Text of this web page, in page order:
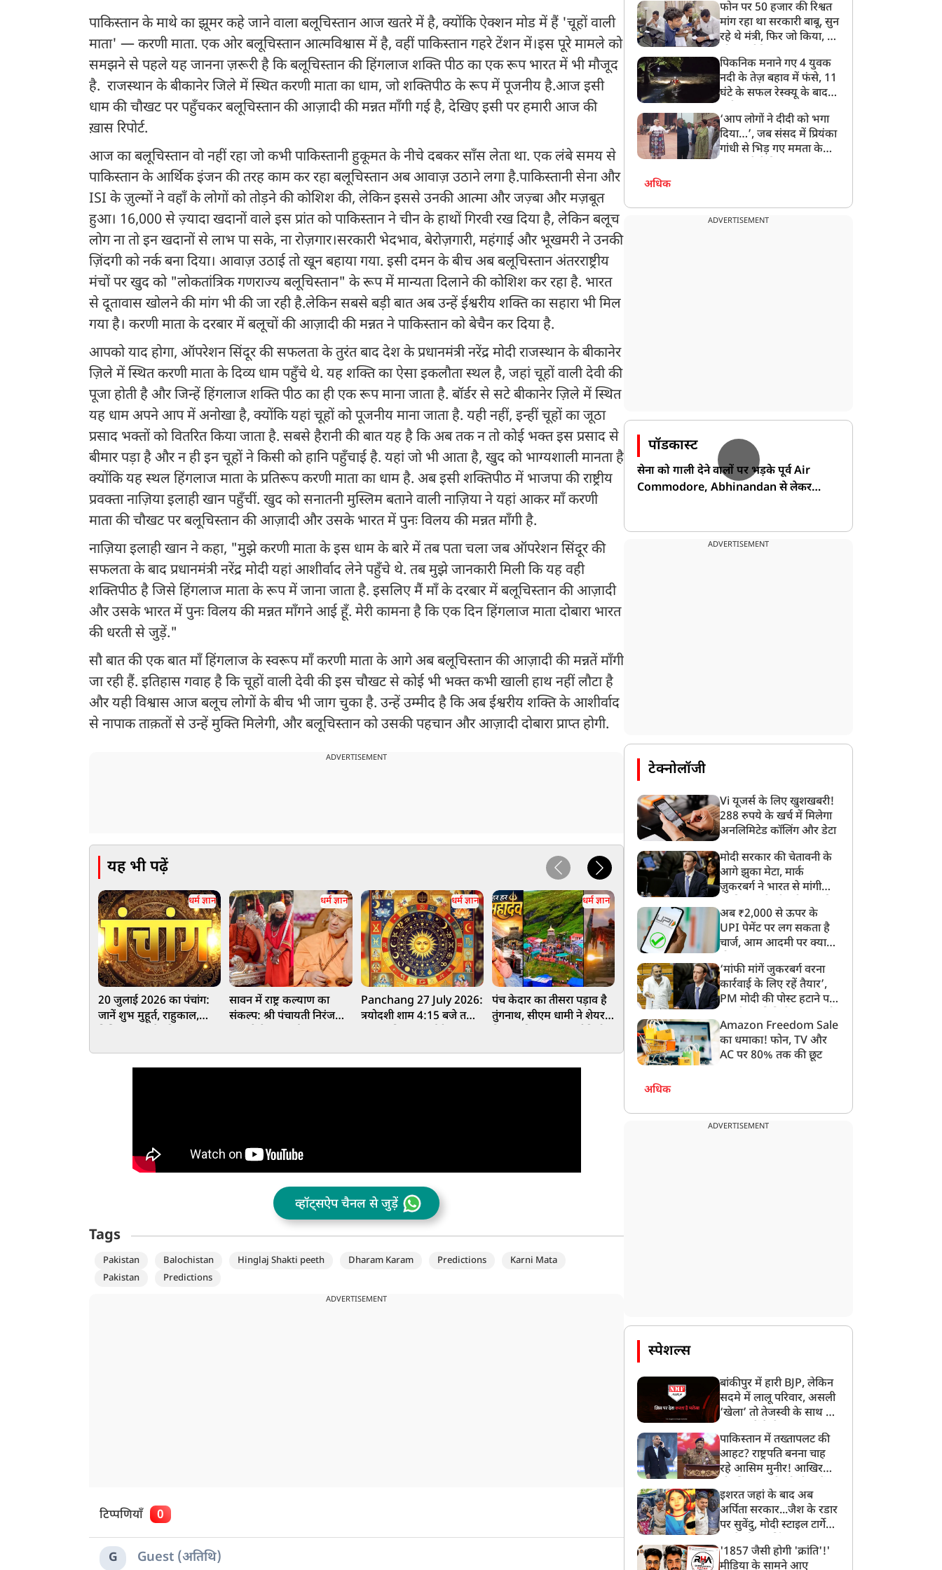
पाकिस्तान के माथे का झूमर कहे जाने वाला बलूचिस्तान आज खतरे में है, क्योंकि ऐक्शन मोड में हैं 'चूहों वाली
माता' — करणी माता. एक ओर बलूचिस्तान आत्मविश्वास में है, वहीं पाकिस्तान गहरे टेंशन में। इस पूरे मामले को
समझने से पहले यह जानना ज़रूरी है कि बलूचिस्तान की हिंगलाज शक्ति पीठ का एक रूप भारत में भी मौजूद
है. राजस्थान के बीकानेर जिले में स्थित करणी माता का धाम, जो शक्तिपीठ के रूप में पूजनीय है. आज इसी
धाम की चौखट पर पहुँचकर बलूचिस्तान की आज़ादी की मन्नत माँगी गई है, देखिए इसी पर हमारी आज की
ख़ास रिपोर्ट.
आज का बलूचिस्तान वो नहीं रहा जो कभी पाकिस्तानी हुकूमत के नीचे दबकर साँस लेता था. एक लंबे समय से
पाकिस्तान के आर्थिक इंजन की तरह काम कर रहा बलूचिस्तान अब आवाज़ उठाने लगा है. पाकिस्तानी सेना और
ISI के ज़ुल्मों ने वहाँ के लोगों को तोड़ने की कोशिश की, लेकिन इससे उनकी आत्मा और जज़्बा और मज़बूत
हुआ। 16,000 से ज़्यादा खदानों वाले इस प्रांत को पाकिस्तान ने चीन के हाथों गिरवी रख दिया है, लेकिन बलूच
लोग ना तो इन खदानों से लाभ पा सके, ना रोज़गार। सरकारी भेदभाव, बेरोज़गारी, महंगाई और भूखमरी ने उनकी
ज़िंदगी को नर्क बना दिया। आवाज़ उठाई तो खून बहाया गया. इसी दमन के बीच अब बलूचिस्तान अंतरराष्ट्रीय
मंचों पर खुद को "लोकतांत्रिक गणराज्य बलूचिस्तान" के रूप में मान्यता दिलाने की कोशिश कर रहा है. भारत
से दूतावास खोलने की मांग भी की जा रही है. लेकिन सबसे बड़ी बात अब उन्हें ईश्वरीय शक्ति का सहारा भी मिल
गया है। करणी माता के दरबार में बलूचों की आज़ादी की मन्नत ने पाकिस्तान को बेचैन कर दिया है.
आपको याद होगा, ऑपरेशन सिंदूर की सफलता के तुरंत बाद देश के प्रधानमंत्री नरेंद्र मोदी राजस्थान के बीकानेर
ज़िले में स्थित करणी माता के दिव्य धाम पहुँचे थे. यह शक्ति का ऐसा इकलौता स्थल है, जहां चूहों वाली देवी की
पूजा होती है और जिन्हें हिंगलाज शक्ति पीठ का ही एक रूप माना जाता है. बॉर्डर से सटे बीकानेर ज़िले में स्थित
यह धाम अपने आप में अनोखा है, क्योंकि यहां चूहों को पूजनीय माना जाता है. यही नहीं, इन्हीं चूहों का जूठा
प्रसाद भक्तों को वितरित किया जाता है. सबसे हैरानी की बात यह है कि अब तक न तो कोई भक्त इस प्रसाद से
बीमार पड़ा है और न ही इन चूहों ने किसी को हानि पहुँचाई है. यहां जो भी आता है, खुद को भाग्यशाली मानता है
क्योंकि यह स्थल हिंगलाज माता के प्रतिरूप करणी माता का धाम है. अब इसी शक्तिपीठ में भाजपा की राष्ट्रीय
प्रवक्ता नाज़िया इलाही खान पहुँचीं. खुद को सनातनी मुस्लिम बताने वाली नाज़िया ने यहां आकर माँ करणी
माता की चौखट पर बलूचिस्तान की आज़ादी और उसके भारत में पुनः विलय की मन्नत माँगी है.
नाज़िया इलाही खान ने कहा, "मुझे करणी माता के इस धाम के बारे में तब पता चला जब ऑपरेशन सिंदूर की
सफलता के बाद प्रधानमंत्री नरेंद्र मोदी यहां आशीर्वाद लेने पहुँचे थे. तब मुझे जानकारी मिली कि यह वही
शक्तिपीठ है जिसे हिंगलाज माता के रूप में जाना जाता है. इसलिए मैं माँ के दरबार में बलूचिस्तान की आज़ादी
और उसके भारत में पुनः विलय की मन्नत माँगने आई हूँ. मेरी कामना है कि एक दिन हिंगलाज माता दोबारा भारत
की धरती से जुड़ें."
सौ बात की एक बात माँ हिंगलाज के स्वरूप माँ करणी माता के आगे अब बलूचिस्तान की आज़ादी की मन्नतें माँगी
जा रही हैं. इतिहास गवाह है कि चूहों वाली देवी की इस चौखट से कोई भी भक्त कभी खाली हाथ नहीं लौटा है
और यही विश्वास आज बलूच लोगों के बीच भी जाग चुका है. उन्हें उम्मीद है कि अब ईश्वरीय शक्ति के आशीर्वाद
से नापाक ताक़तों से उन्हें मुक्ति मिलेगी, और बलूचिस्तान को उसकी पहचान और आज़ादी दोबारा प्राप्त होगी.
ADVERTISEMENT
यह भी पढ़ें
धर्म ज्ञान
20 जुलाई 2026 का पंचांग:
जानें शुभ मुहूर्त, राहुकाल,
धर्म ज्ञान
सावन में राष्ट्र कल्याण का
संकल्प: श्री पंचायती निरंजनी
धर्म ज्ञान
Panchang 27 July 2026:
त्रयोदशी शाम 4:15 बजे तक,
धर्म ज्ञान
पंच केदार का तीसरा पड़ाव है
तुंगनाथ, सीएम धामी ने शेयर
धर्म ज्ञान
Panchang 1 August
2026: सावन कृष्ण तृतीया पर
शिव-पार्वती पूजा का महत्व,
जानें शुभ मुहूर्त और राहुकाल
मीन रशि वालों के धन लाभ के
योग, कुंभ राशि वालों के
प्रमोशन के योग हैं, जानें आज
आपका दिन कैसा रहेगा
व्हॉट्सऐप चैनल से जुड़ें
Tags
Pakistan Balochistan Hinglaj Shakti peeth Dharam Karam Predictions
Karni Mata
Pakistan
Predictions
ADVERTISEMENT
टिप्पणियाँ 0
G Guest (अतिथि)
बेटी को गोद लें प्रधानमंत्री
फोन पर 50 हजार की रिश्वत
मांग रहा था सरकारी बाबू, सुन
रहे थे मंत्री, फिर जो किया, वो
पिकनिक मनाने गए 4 युवक
नदी के तेज़ बहाव में फंसे, 11
घंटे के सफल रेस्क्यू के बाद
‘आप लोगों ने दीदी को भगा
दिया…’, जब संसद में प्रियंका
गांधी से भिड़ गए ममता के
अधिक
ADVERTISEMENT
पॉडकास्ट
सेना को गाली देने वालों पर भड़के पूर्व Air
Commodore, Abhinandan से लेकर
ADVERTISEMENT
टेक्नोलॉजी
Vi यूजर्स के लिए खुशखबरी!
288 रुपये के खर्च में मिलेगा
अनलिमिटेड कॉलिंग और डेटा
मोदी सरकार की चेतावनी के
आगे झुका मेटा, मार्क
ज़ुकरबर्ग ने भारत से मांगी
अब ₹2,000 से ऊपर के
UPI पेमेंट पर लग सकता है
चार्ज, आम आदमी पर क्या
‘मांफी मांगें जुकरबर्ग वरना
कार्रवाई के लिए रहें तैयार’,
PM मोदी की पोस्ट हटाने पर
लगाई फटकार
Amazon Freedom Sale
का धमाका! फोन, TV और
AC पर 80% तक की छूट
अधिक
ADVERTISEMENT
स्पेशल्स
बांकीपुर में हारी BJP, लेकिन
सदमे में लालू परिवार, असली
‘खेला’ तो तेजस्वी के साथ हो
पाकिस्तान में तख्तापलट की
आहट? राष्ट्रपति बनना चाह
रहे आसिम मुनीर! आखिर
बनाया मोहरा?
इशरत जहां के बाद अब
अर्पिता सरकार...जैश के रडार
पर सुवेंदु, मोदी स्टाइल टार्गेट
बड़ा एक्शन!
'1857 जैसी होगी 'क्रांति'!'
मीडिया के सामने आए